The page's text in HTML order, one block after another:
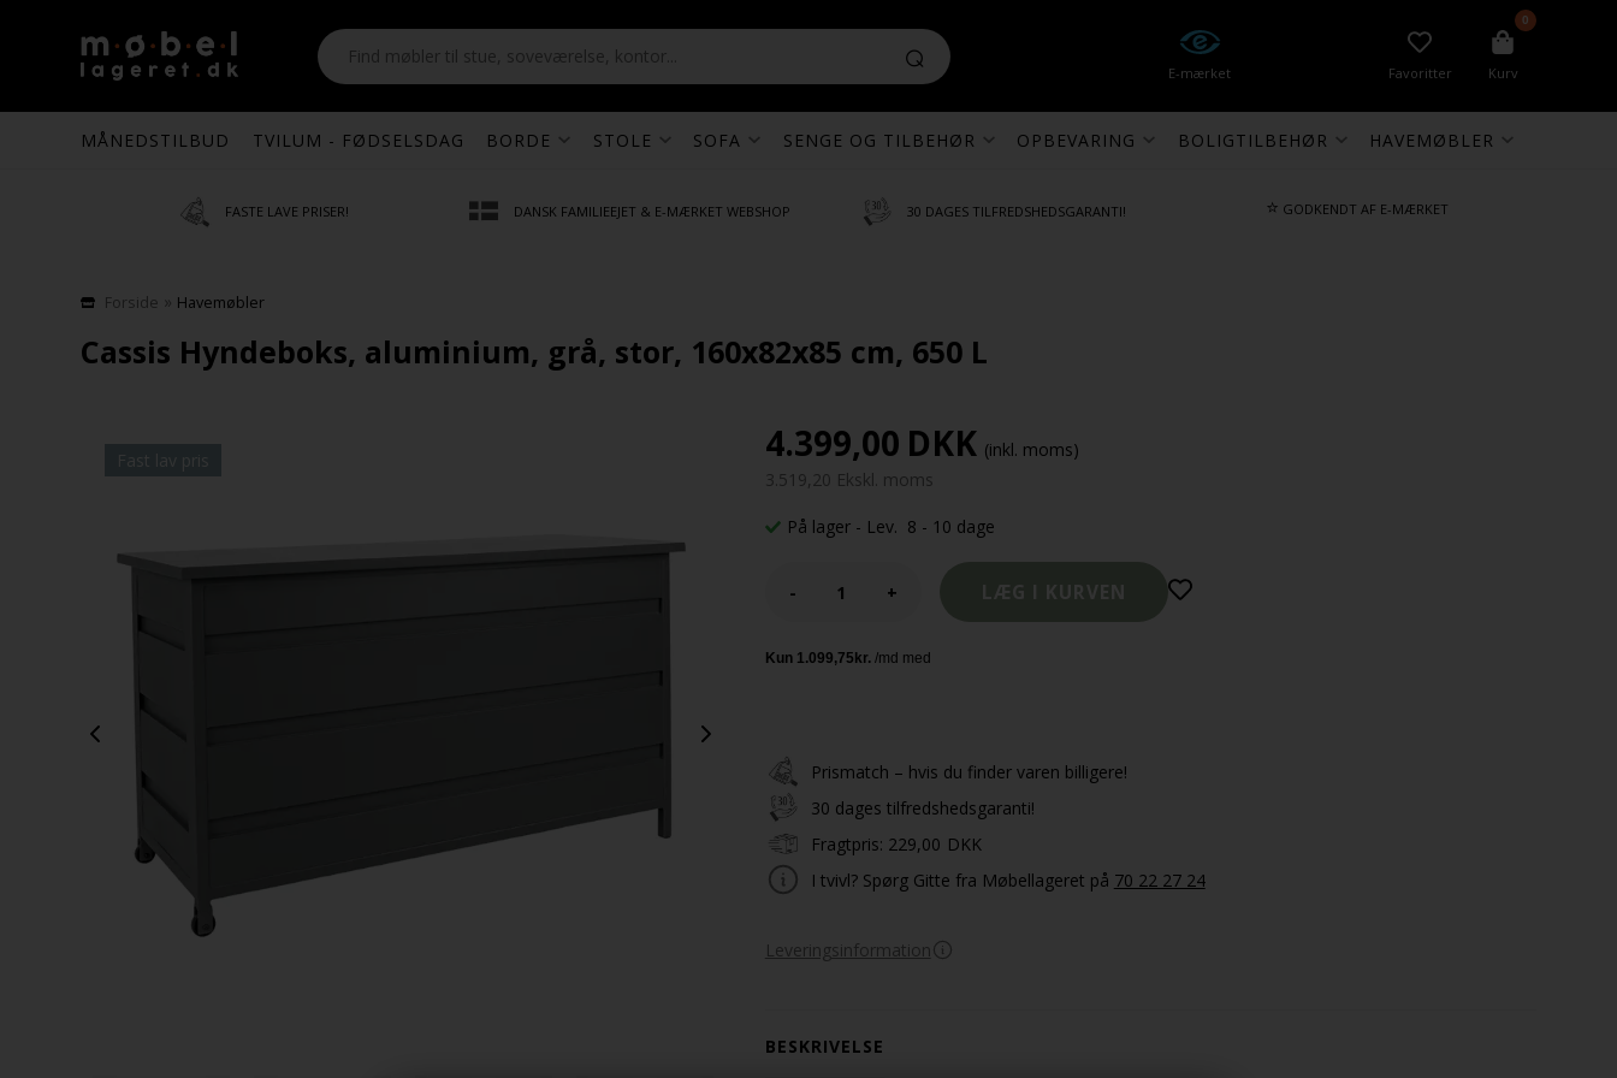
E-mærket Favoritter
0
Kurv
MÅNEDSTILBUD TVILUM - FØDSELSDAG BORDE STOLE SOFA SENGE OG TILBEHØR OPBEVARING BOLIGTILBEHØR HAVEMØBLER
FASTE LAVE PRISER! DANSK FAMILIEEJET & E-MÆRKET WEBSHOP 30 DAGES TILFREDSHEDSGARANTI! ⭐ GODKENDT AF E-MÆRKET
Forside » Havemøbler
Cassis Hyndeboks, aluminium, grå, stor, 160x82x85 cm, 650 L
4.399,00 DKK (inkl. moms)
3.519,20 Ekskl. moms
På lager - Lev. 8 - 10 dage
- +
Prismatch – hvis du finder varen billigere!
30 dages tilfredshedsgaranti!
Fragtpris: 229,00 DKK
I tvivl? Spørg Gitte fra Møbellageret på 70 22 27 24
Leveringsinformation
BESKRIVELSE